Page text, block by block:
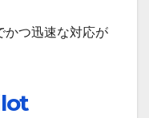
かつ迅速な対応が